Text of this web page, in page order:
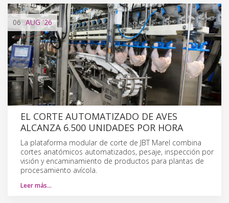
06 AUG'26
EL CORTE AUTOMATIZADO DE AVES
ALCANZA 6.500 UNIDADES POR HORA
La plataforma modular de corte de JBT Marel combina
cortes anatómicos automatizados, pesaje, inspección por
visión y encaminamiento de productos para plantas de
procesamiento avícola.
Leer más…